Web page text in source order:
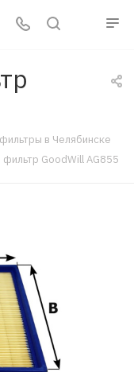
в Челябинске
GoodWill AG855